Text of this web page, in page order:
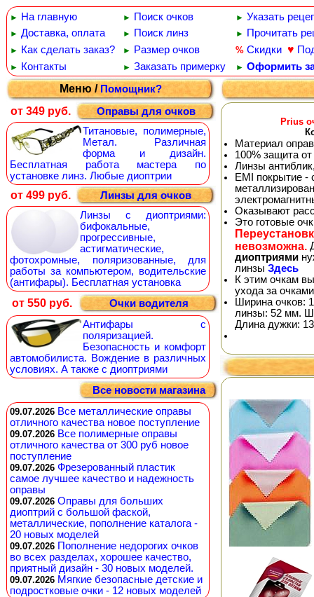
► На главную ► Поиск очков ► Указать
► Доставка, оплата ► Поиск линз ► Прочитать
► Как сделать заказ? ► Размер очков % Скидки ♥
► Контакты ► Заказать примерку ► Оформить
Меню /Помощник?
от 349 руб.
Оправы для очков
Титановые, полимерные,
Метал. Различная
форма и дизайн.
Бесплатная работа мастера по
установке линз. Любые диоптрии
от 499 руб.
Линзы для очков
Линзы с диоптриями:
бифокальные,
прогрессивные,
астигматические,
фотохромные, поляризованные, для
работы за компьютером, водительские
(антифары). Бесплатная установка
от 550 руб.
Очки водителя
Антифары с
поляризацией.
Безопасность и комфорт
автомобилиста. Вождение в различных
условиях. А также с диоптриями
Все новости магазина
09.07.2026 Все металлические оправы
отличного качества новое поступление
09.07.2026 Все полимерные оправы
отличного качества от 300 руб новое
поступление
09.07.2026 Фрезерованный пластик
самое лучшее качество и надежность
оправы
09.07.2026 Оправы для больших
диоптрий с большой фаской,
металлические, пополнение каталога -
20 новых моделей
09.07.2026 Пополнение недорогих очков
во всех разделах, хорошее качество,
приятный дизайн - 30 новых моделей.
09.07.2026 Мягкие безопасные детские и
подростковые очки - 12 новых моделей
Prius
Материал
100% защита
Линзы
EMI покрытие -
Оказывают
Это готовые
невозможна.
диоптриями
линзы Здесь
К этим очкам
ухода за очками
Ширина очков:
линзы: 52 мм.
Длина дужки: